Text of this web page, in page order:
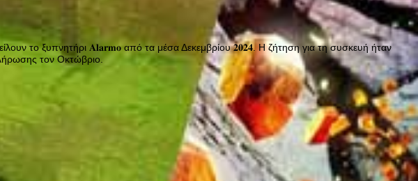
το ξυπνητήρι 𝐀𝐥𝐚𝐫𝐦𝐨 από τα μέσα Δεκεμβρίου 𝟐𝟎𝟐𝟒. Η ζήτηση για τη συσκευή ήταν
τον Οκτώβριο.